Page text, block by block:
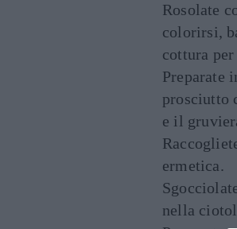
Rosolate
colorirsi,
cottura
Preparate
prosciutto
e il
ermetica.
nella